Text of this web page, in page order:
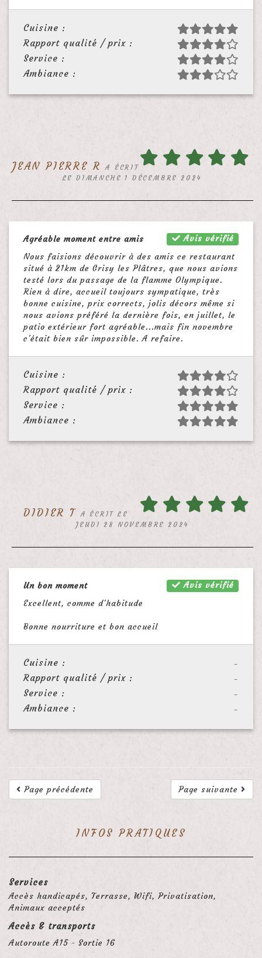
Cuisine :
Rapport qualité / prix :
Service :
Ambiance :
JEAN PIERRE R
A ÉCRIT
LE DIMANCHE 1 DÉCEMBRE 2024
Avis vérifié
Agréable moment entre amis
Nous faisions découvrir à des amis ce restaurant
situé à 21km de Grisy les Plâtres, que nous avions
testé lors du passage de la flamme Olympique.
Rien à dire, accueil toujours sympatique, très
bonne cuisine, prix corrects, jolis décors même si
nous avions préféré la dernière fois, en juillet, le
patio extérieur fort agréable...mais fin novembre
c'était bien sûr impossible. A refaire.
Cuisine :
Rapport qualité / prix :
Service :
Ambiance :
DIDIER T A ÉCRIT LE
JEUDI 28 NOVEMBRE 2024
Avis vérifié
Un bon moment
Excellent, comme d'habitude
Bonne nourriture et bon accueil
-
Cuisine :
-
Rapport qualité / prix :
-
Service :
-
Ambiance :
Page suivante
Page précédente
INFOS PRATIQUES
Services
Accès handicapés, Terrasse, Wifi, Privatisation,
Animaux acceptés
Accès & transports
Autoroute A15 - Sortie 16